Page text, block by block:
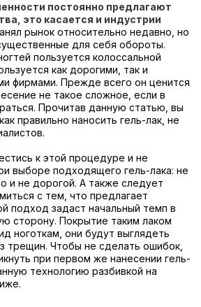
постоянно предлагают
это касается и индустрии
рынок относительно недавно, но
для себя обороты.
пользуется колоссальной
как дорогими, так и
фирмами. Прежде всего он ценится
не такое сложное, если в
Прочитав данную статью, вы
правильно наносить гель-лак, не
к этой процедуре и не
выборе подходящего гель-лака: не
и не дорогой. А также следует
с тем, что предлагает
подход задаст начальный темп в
сторону. Покрытие таким лаком
ноготкам, они будут выглядеть
трещин. Чтобы не сделать ошибок,
при первом же нанесении гель-
технологию разбивкой на